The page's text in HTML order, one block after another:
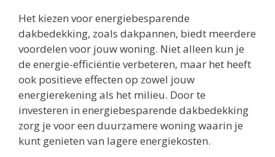
Het kiezen voor energiebesparende
dakbedekking, zoals dakpannen, biedt meerdere
voordelen voor jouw woning. Niet alleen kun je
de energie-efficiëntie verbeteren, maar het heeft
ook positieve effecten op zowel jouw
energierekening als het milieu. Door te
investeren in energiebesparende dakbedekking
zorg je voor een duurzamere woning waarin je
kunt genieten van lagere energiekosten.